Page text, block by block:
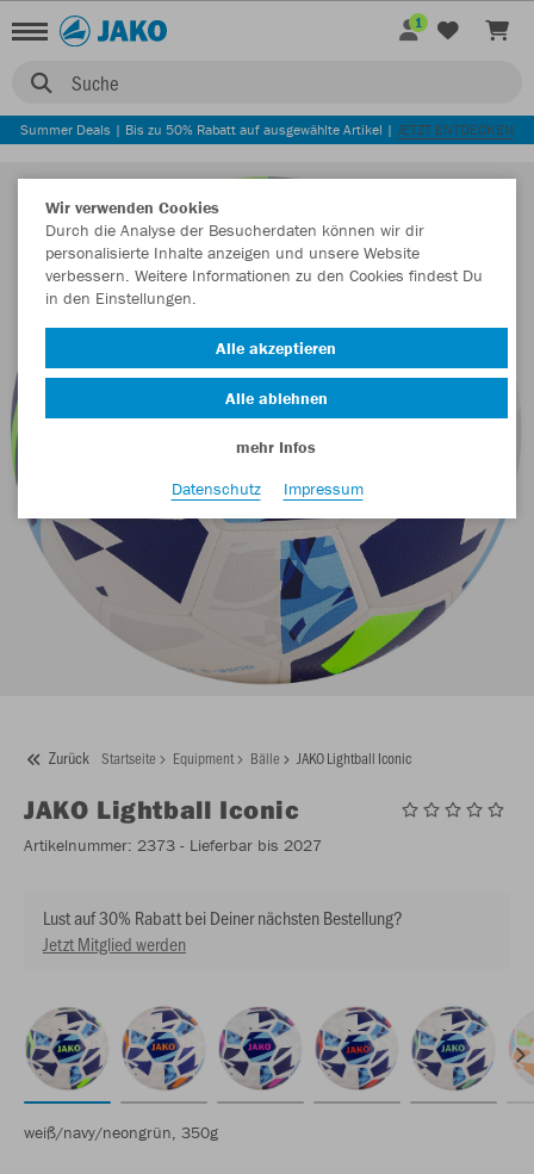
Suche
1
Summer Deals | Bis zu 50% Rabatt auf ausgewählte Artikel | JETZT ENTDECKEN
Zurück Startseite Equipment Bälle JAKO Lightball Iconic
JAKO Lightball Iconic
Artikelnummer: 2373 - Lieferbar bis 2027
Lust auf 30% Rabatt bei Deiner nächsten Bestellung?
Jetzt Mitglied werden
weiß/navy/neongrün, 350g
Wir verwenden Cookies
Durch die Analyse der Besucherdaten können wir dir
personalisierte Inhalte anzeigen und unsere Website
verbessern. Weitere Informationen zu den Cookies findest Du
in den Einstellungen.
Alle akzeptieren
Alle ablehnen
mehr Infos
Datenschutz
Impressum